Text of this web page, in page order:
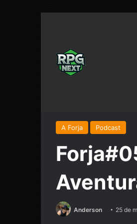
A Forja Podcast
Anderson 25 de